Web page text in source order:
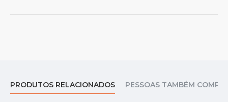
PRODUTOS RELACIONADOS PESSOAS TAMBÉM